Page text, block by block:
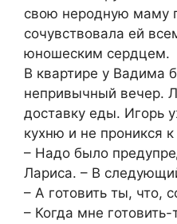
свою неродную маму
сочувствовала ей
юношеским сердцем.
В квартире у Вадима
непривычный вечер.
доставку еды. Игорь
кухню и не проникся к
– Надо было
Лариса. – В
– А готовить ты, что,
– Когда мне